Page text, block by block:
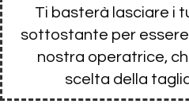
Ti basterà lasciare i
sottostante per
nostra operatrice,
scelta della